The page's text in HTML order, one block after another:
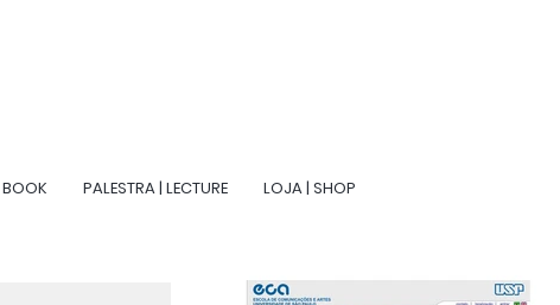
PALESTRA | LECTURE LOJA | SHOP